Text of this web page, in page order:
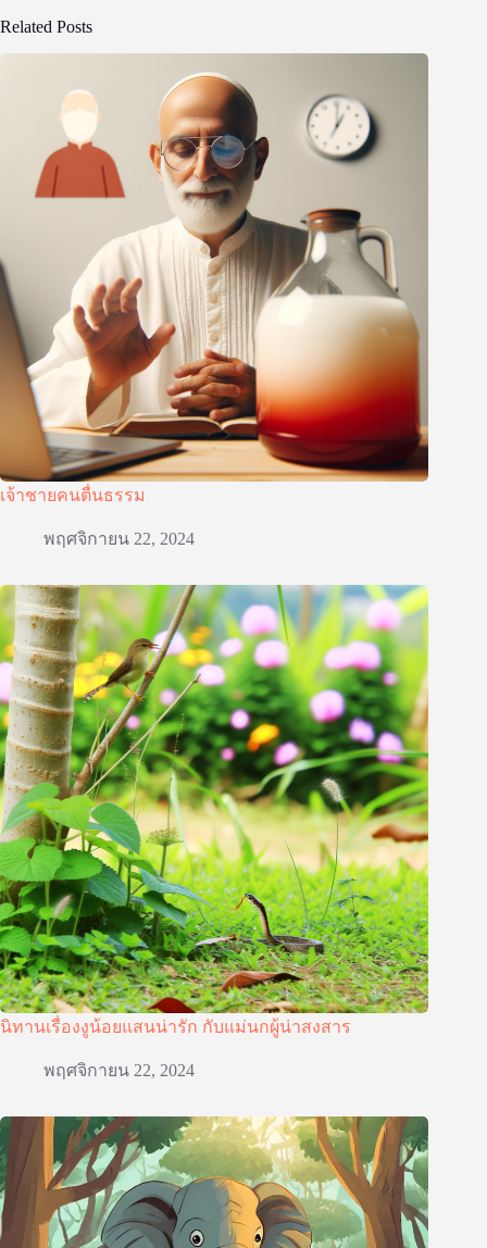
Related Posts
เจ้าชายคนตื่นธรรม
พฤศจิกายน 22, 2024
นิทานเรื่องงูน้อยแสนน่ารัก กับแม่นกผู้น่าสงสาร
พฤศจิกายน 22, 2024